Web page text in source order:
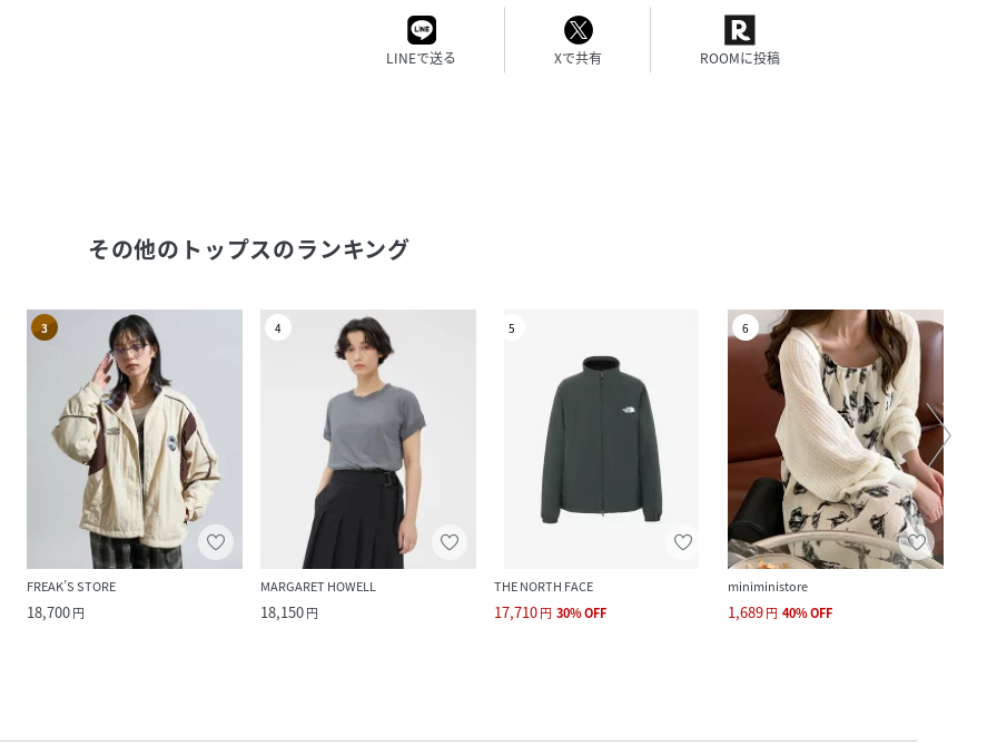
LINEで送る Xで共有 ROOMに投稿
その他のトップスのランキング
3
FREAK’S STORE
18,700円
4
MARGARET HOWELL
18,150円
5
THE NORTH FACE
17,710円 30%OFF
6
miniministore
1,689円 40%OFF